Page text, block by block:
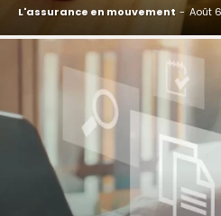
L'assurance en mouvement - Août